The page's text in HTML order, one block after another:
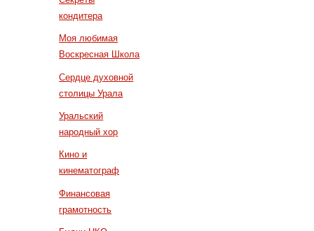
кондитера
Моя любимая
Воскресная Школа
Сердце духовной
столицы Урала
Уральский
народный хор
Кино и
кинематограф
Финансовая
грамотность